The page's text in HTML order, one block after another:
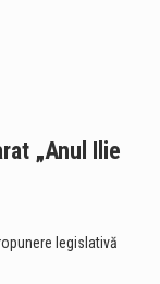
„Anul Ilie
legislativă